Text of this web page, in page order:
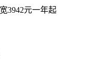
3942元一年起